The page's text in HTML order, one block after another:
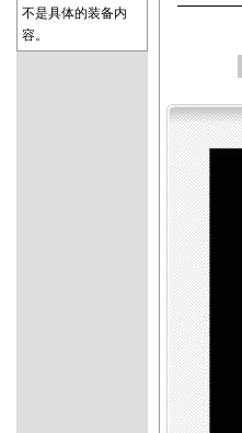
不是具体的装备内
容。